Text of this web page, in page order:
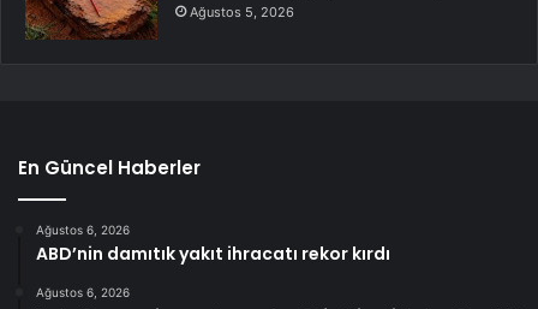
Ağustos 5, 2026
En Güncel Haberler
Ağustos 6, 2026
ABD’nin damıtık yakıt ihracatı rekor kırdı
Ağustos 6, 2026